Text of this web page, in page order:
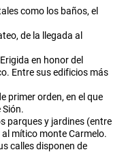
como los baños, el
de la llegada al
en honor del
Entre sus edificios más
primer orden, en el que
parques y jardines (entre
mítico monte Carmelo.
calles disponen de